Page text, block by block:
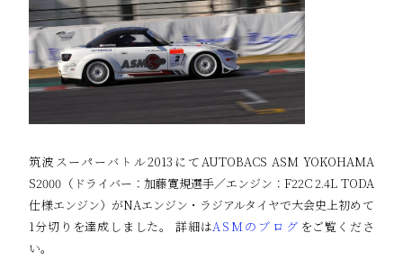
筑波スーパーバトル2013にてAUTOBACS ASM YOKOHAMA
S2000（ドライバー：加藤寛規選手／エンジン：F22C 2.4L TODA
仕様エンジン）がNAエンジン・ラジアルタイヤで大会史上初めて
1分切りを達成しました。 詳細はASMのブログ をご覧くださ
い。